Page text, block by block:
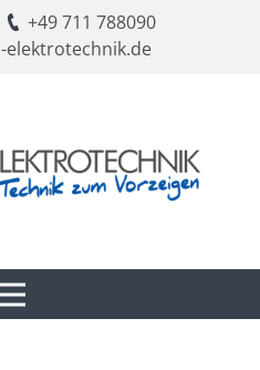
​+49 711 788090
elektrotechnik.de